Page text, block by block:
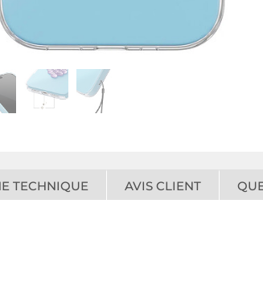
TECHNIQUE AVIS CLIENT